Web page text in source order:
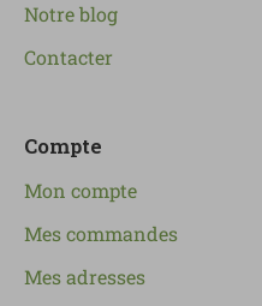
Notre blog
Contacter
Compte
Mon compte
Mes commandes
Mes adresses